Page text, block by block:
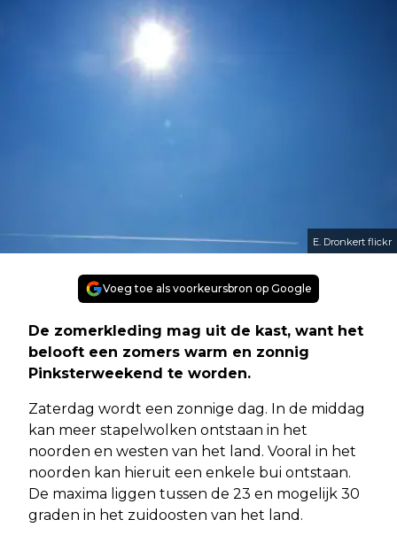
E. Dronkert flickr
Voeg toe als voorkeursbron op Google
De zomerkleding mag uit de kast, want het
belooft een zomers warm en zonnig
Pinksterweekend te worden.
Zaterdag wordt een zonnige dag. In de middag
kan meer stapelwolken ontstaan in het
noorden en westen van het land. Vooral in het
noorden kan hieruit een enkele bui ontstaan.
De maxima liggen tussen de 23 en mogelijk 30
graden in het zuidoosten van het land.